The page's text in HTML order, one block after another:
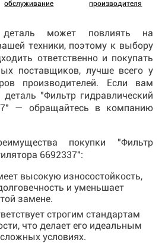
обслуживание
производителя
может повлиять на
техники, поэтому к выбору
ответственно и покупать
поставщиков, лучше всего у
производителей. Если вам
"Фильтр гидравлический
— обращайтесь в компанию
покупки "Фильтр
6692337":
высокую износостойкость,
и уменьшает
замене.
строгим стандартам
что делает его идеальным
условиях.